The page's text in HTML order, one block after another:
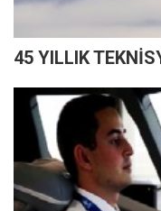
45 YILLIK